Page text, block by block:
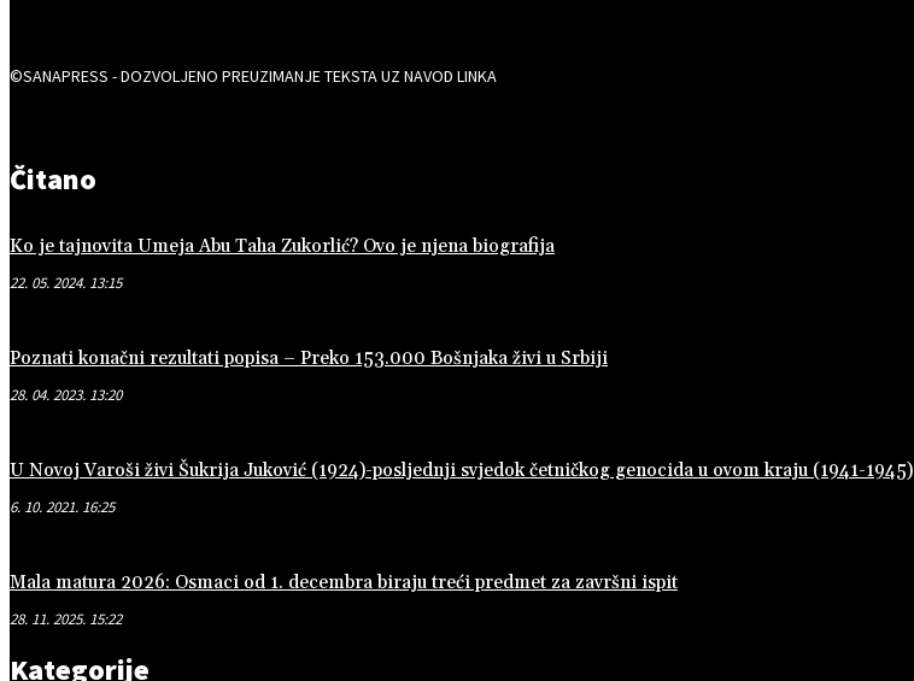
©SANAPRESS - DOZVOLJENO PREUZIMANJE TEKSTA UZ NAVOD LINKA
Čitano
Ko je tajnovita Umeja Abu Taha Zukorlić? Ovo je njena biografija
22. 05. 2024. 13:15
Poznati konačni rezultati popisa – Preko 153.000 Bošnjaka živi u Srbiji
28. 04. 2023. 13:20
U Novoj Varoši živi Šukrija Juković (1924)-posljednji svjedok četničkog genocida u ovom kraju (1941-1945)
6. 10. 2021. 16:25
Mala matura 2026: Osmaci od 1. decembra biraju treći predmet za završni ispit
28. 11. 2025. 15:22
Kategorije